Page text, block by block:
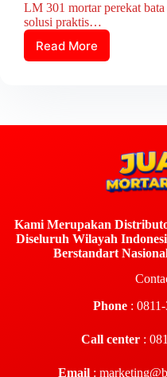
LM 301 mortar perekat
solusi praktis…
Read More
Kami Merupakan
Diseluruh Wilayah
Berstandart
Phone :
Call center :
Email: